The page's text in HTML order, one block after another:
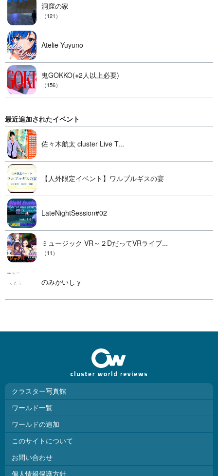
洞窟の家
（121）
Atelie Yuyuno
鬼GOKKO(※2人以上必要)
（156）
最近追加されたイベント
佐々木航太 cluster Live T...
【人外限定イベント】ワルプルギスの宴
LateNightSession#02
ミュージック VR～２DだってVRライブ...
（11）
のみかいしｙ
クラスター写真館
ワールド一覧
ワールドの追加
このサイトについて
お問い合わせ
個人情報保護方針